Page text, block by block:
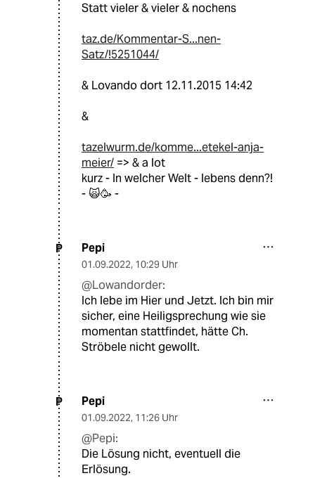
Statt vieler & vieler & nochens
taz.de/Kommentar-S...nen-
Satz/!5251044/
& Lovando dort 12.11.2015 14:42
&
tazelwurm.de/komme...etekel-anja-
meier/ => & a lot
kurz - In welcher Welt - lebens denn?!
- 🙀🥳 -
P Pepi
01.09.2022, 10:29 Uhr
@Lowandorder:
Ich lebe im Hier und Jetzt. Ich bin mir
sicher, eine Heiligsprechung wie sie
momentan stattfindet, hätte Ch.
Ströbele nicht gewollt.
P Pepi
01.09.2022, 11:26 Uhr
@Pepi:
Die Lösung nicht, eventuell die
Erlösung.